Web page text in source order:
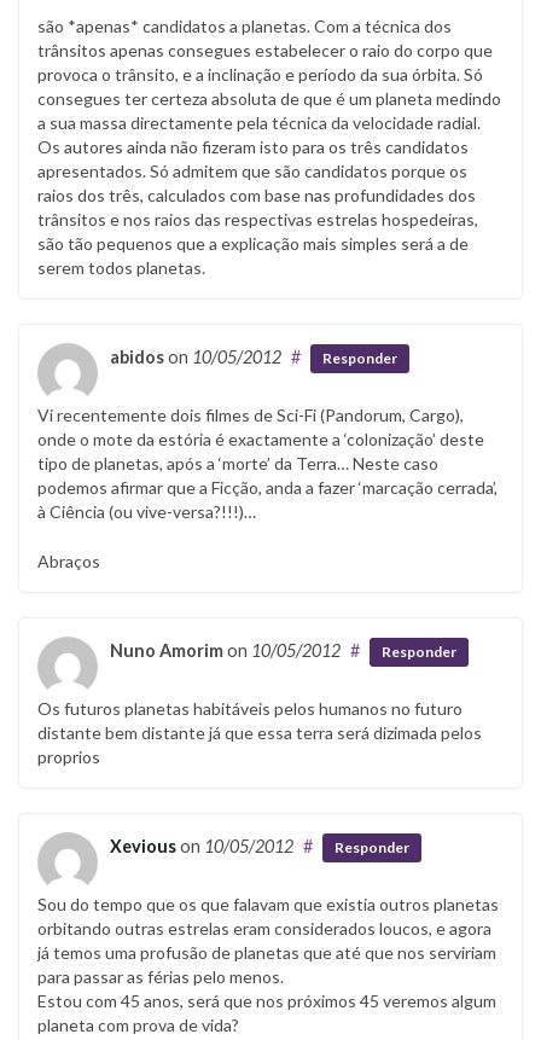
são *apenas* candidatos a planetas. Com a técnica dos
trânsitos apenas consegues estabelecer o raio do corpo que
provoca o trânsito, e a inclinação e período da sua órbita. Só
consegues ter certeza absoluta de que é um planeta medindo
a sua massa directamente pela técnica da velocidade radial.
Os autores ainda não fizeram isto para os três candidatos
apresentados. Só admitem que são candidatos porque os
raios dos três, calculados com base nas profundidades dos
trânsitos e nos raios das respectivas estrelas hospedeiras,
são tão pequenos que a explicação mais simples será a de
serem todos planetas.
abidoson 10/05/2012 # Responder
Vi recentemente dois filmes de Sci-Fi (Pandorum, Cargo),
onde o mote da estória é exactamente a ‘colonização’ deste
tipo de planetas, após a ‘morte’ da Terra… Neste caso
podemos afirmar que a Ficção, anda a fazer ‘marcação cerrada’,
à Ciência (ou vive-versa?!!!)…
Abraços
Nuno Amorimon 10/05/2012 # Responder
Os futuros planetas habitáveis pelos humanos no futuro
distante bem distante já que essa terra será dizimada pelos
proprios
Xeviouson 10/05/2012 # Responder
Sou do tempo que os que falavam que existia outros planetas
orbitando outras estrelas eram considerados loucos, e agora
já temos uma profusão de planetas que até que nos serviriam
para passar as férias pelo menos.
Estou com 45 anos, será que nos próximos 45 veremos algum
planeta com prova de vida?